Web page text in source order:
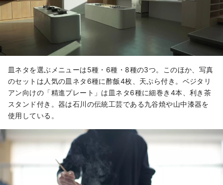
皿ネタを選ぶメニューは5種・6種・8種の3つ。このほか、写真
のセットは人気の皿ネタ6種に酢飯4枚、天ぷら付き。ベジタリ
アン向けの「精進プレート」は皿ネタ6種に細巻き4本、利き茶
スタンド付き。器は石川の伝統工芸である九谷焼や山中漆器を
使用している。